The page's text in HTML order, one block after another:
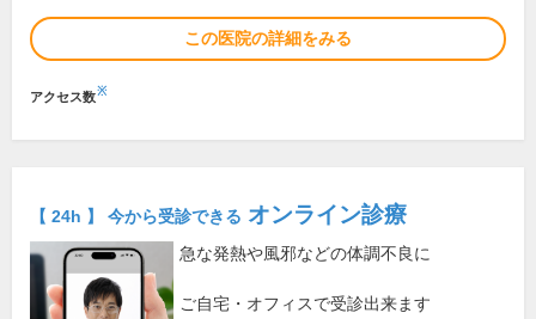
この医院の詳細をみる
アクセス数※
【 24h 】 今から受診できる オンライン診療
急な発熱や風邪などの体調不良に
ご自宅・オフィスで受診出来ます